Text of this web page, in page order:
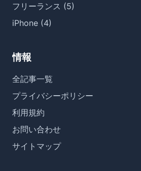
フリーランス (5)
iPhone (4)
情報
全記事一覧
プライバシーポリシー
利用規約
お問い合わせ
サイトマップ